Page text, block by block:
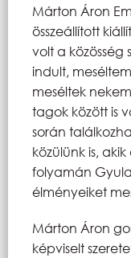
Márton Áron
összeállított
volt a közösség
indult,
meséltek
tagok között is
során
közülünk is,
folyamán
élményeiket
Márton Áron
képviselt